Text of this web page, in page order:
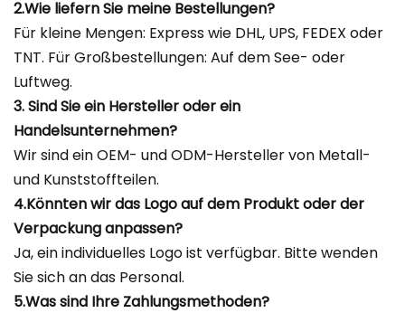
2.Wie liefern Sie meine Bestellungen?
Für kleine Mengen: Express wie DHL, UPS, FEDEX oder
TNT. Für Großbestellungen: Auf dem See- oder
Luftweg.
3. Sind Sie ein Hersteller oder ein
Handelsunternehmen?
Wir sind ein OEM- und ODM-Hersteller von Metall-
und Kunststoffteilen.
4.Könnten wir das Logo auf dem Produkt oder der
Verpackung anpassen?
Ja, ein individuelles Logo ist verfügbar. Bitte wenden
Sie sich an das Personal.
5.Was sind Ihre Zahlungsmethoden?